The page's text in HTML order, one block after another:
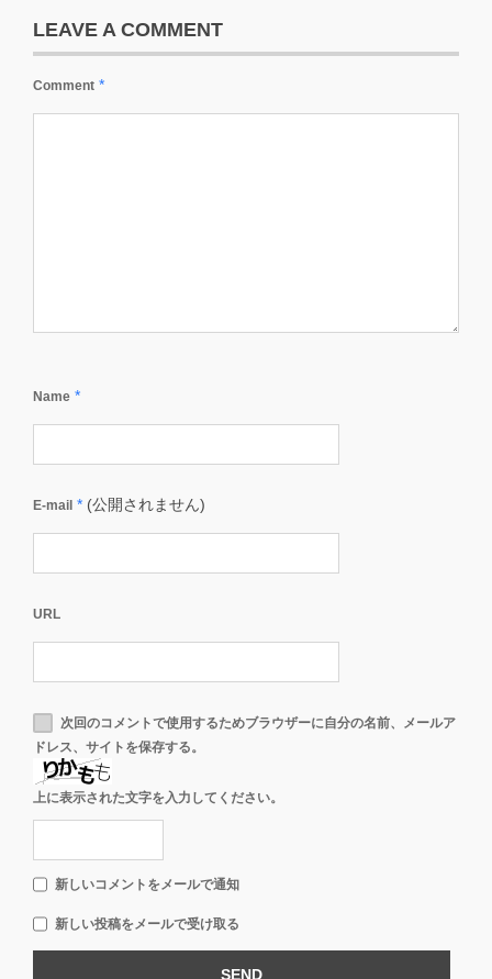
LEAVE A COMMENT
Comment *
Name *
E-mail * (公開されません)
URL
次回のコメントで使用するためブラウザーに自分の名前、メールア
ドレス、サイトを保存する。
上に表示された文字を入力してください。
新しいコメントをメールで通知
新しい投稿をメールで受け取る